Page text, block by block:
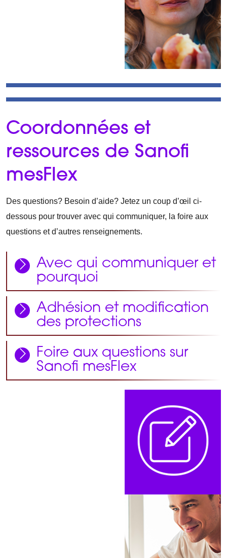
Coordonnées et
ressources de Sanofi
mesFlex
Des questions? Besoin d’aide? Jetez un coup d’œil ci-
dessous pour trouver avec qui communiquer, la foire aux
questions et d’autres renseignements.
Avec qui communiquer et
pourquoi
Adhésion et modification
des protections
Foire aux questions sur
Sanofi mesFlex